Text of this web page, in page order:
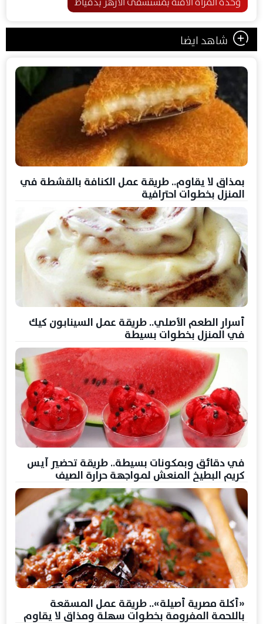
شاهد ايضا
بمذاق لا يقاوم.. طريقة عمل الكنافة بالقشطة في
المنزل بخطوات احترافية
أسرار الطعم الأصلي.. طريقة عمل السينابون كيك
في المنزل بخطوات بسيطة
في دقائق وبمكونات بسيطة.. طريقة تحضير آيس
كريم البطيخ المنعش لمواجهة حرارة الصيف
«أكلة مصرية أصيلة».. طريقة عمل المسقعة
باللحمة المفرومة بخطوات سهلة ومذاق لا يقاوم